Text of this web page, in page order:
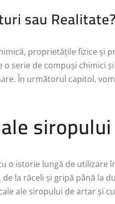
sau Realitate?
proprietățile fizice și
serie de compuși chimici
În următorul capitol,
o istorie lungă de utilizare
la răceli și gripă până la
ale siropului de artar și